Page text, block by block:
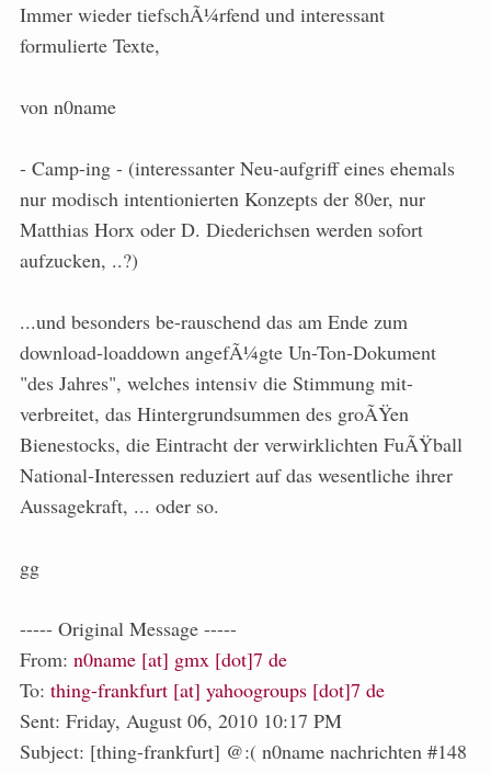
Immer wieder tiefschÃ¼rfend und interessant
formulierte Texte,
von n0name
- Camp-ing - (interessanter Neu-aufgriff eines ehemals
nur modisch intentionierten Konzepts der 80er, nur
Matthias Horx oder D. Diederichsen werden sofort
aufzucken, ..?)
...und besonders be-rauschend das am Ende zum
download-loaddown angefÃ¼gte Un-Ton-Dokument
"des Jahres", welches intensiv die Stimmung mit-
verbreitet, das Hintergrundsummen des groÃŸen
Bienestocks, die Eintracht der verwirklichten FuÃŸball
National-Interessen reduziert auf das wesentliche ihrer
Aussagekraft, ... oder so.
gg
----- Original Message -----
From: n0name [at] gmx [dot]7 de
To: thing-frankfurt [at] yahoogroups [dot]7 de
Sent: Friday, August 06, 2010 10:17 PM
Subject: [thing-frankfurt] @:( n0name nachrichten #148